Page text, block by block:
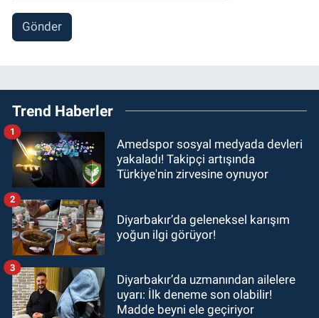
Gönder
Trend Haberler
Amedspor sosyal medyada devleri
yakaladı! Takipçi artışında
Türkiye'nin zirvesine oynuyor
1
Diyarbakır’da geleneksel karışım
yoğun ilgi görüyor!
2
Diyarbakır’da uzmanından ailelere
uyarı: İlk deneme son olabilir!
Madde beyni ele geçiriyor
3